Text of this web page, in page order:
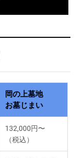
岡の上墓地
お墓じまい
132,000円〜
（税込）